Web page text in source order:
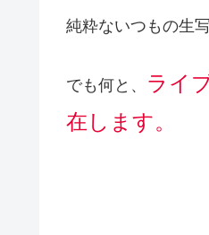
純粋ないつもの生
でも何と、 ライ
在します。